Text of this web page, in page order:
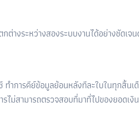
ต่างระหว่างสองระบบงานได้อย่างชัดเจ
ำการคีย์ข้อมูลย้อนหลังทีละใบในทุกสิ้น
สามารถตรวจสอบที่มาที่ไปของยอดเ